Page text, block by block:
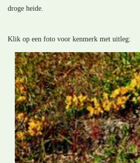
droge heide.
Klik op een foto voor kenmerk met uitleg: